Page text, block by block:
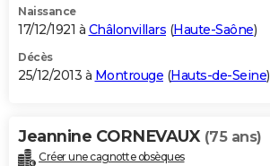
Naissance
17/12/1921 à Châlonvillars (Haute-Saône)
Décès
25/12/2013 à Montrouge (Hauts-de-Seine)
Jeannine CORNEVAUX (75 ans)
Créer une cagnotte obsèques